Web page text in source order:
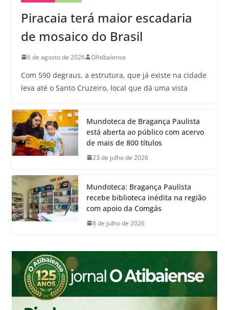
Piracaia terá maior escadaria
de mosaico do Brasil
6 de agosto de 2026 OAtibaiense
Com 590 degraus, a estrutura, que já existe na cidade
leva até o Santo Cruzeiro, local que dá uma vista
Mundoteca de Bragança Paulista
está aberta ao público com acervo
de mais de 800 títulos
23 de julho de 2026
Mundoteca: Bragança Paulista
recebe biblioteca inédita na região
com apoio da Comgás
8 de julho de 2026